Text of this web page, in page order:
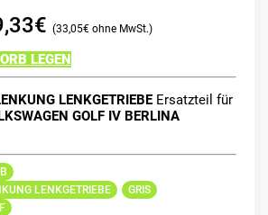
€ 33,05€
LEGEN
LENKGETRIEBEErsatzteil für
GOLF IV BERLINA
LENKGETRIEBE
GRIS